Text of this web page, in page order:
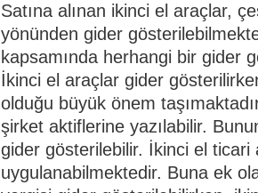
Satına alınan ikinci el araçlar,
yönünden gider
kapsamında herhangi bir gider
İkinci el araçlar gider
olduğu büyük önem
şirket aktiflerine yazılabilir.
gider gösterilebilir. İkinci el
uygulanabilmektedir. Buna ek